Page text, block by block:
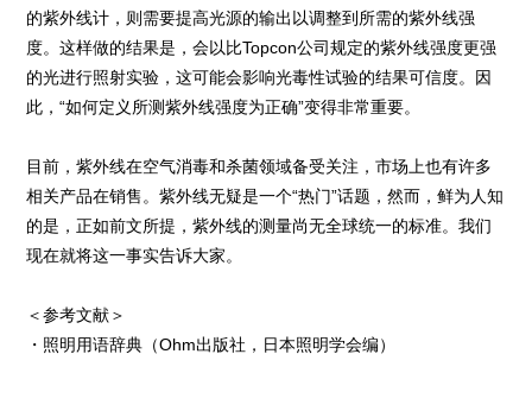
的紫外线计，则需要提高光源的输出以调整到所需的紫外线强
度。这样做的结果是，会以比Topcon公司规定的紫外线强度更强
的光进行照射实验，这可能会影响光毒性试验的结果可信度。因
此，“如何定义所测紫外线强度为正确”变得非常重要。
目前，紫外线在空气消毒和杀菌领域备受关注，市场上也有许多
相关产品在销售。紫外线无疑是一个“热门”话题，然而，鲜为人知
的是，正如前文所提，紫外线的测量尚无全球统一的标准。我们
现在就将这一事实告诉大家。
＜参考文献＞
・照明用语辞典（Ohm出版社，日本照明学会编）